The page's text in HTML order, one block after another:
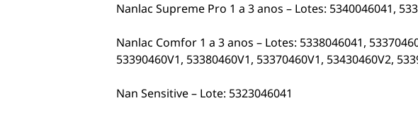
Nanlac Supreme Pro 1 a 3 anos – Lotes: 5340046041,
Nanlac Comfor 1 a 3 anos – Lotes: 5338046041,
53390460V1, 53380460V1, 53370460V1, 53430460V2,
Nan Sensitive – Lote: 5323046041